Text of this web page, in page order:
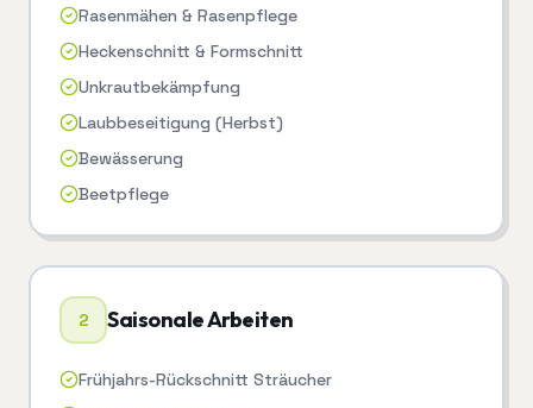
Rasenmähen & Rasenpflege
Heckenschnitt & Formschnitt
Unkrautbekämpfung
Laubbeseitigung (Herbst)
Bewässerung
Beetpflege
2 Saisonale Arbeiten
Frühjahrs-Rückschnitt Sträucher